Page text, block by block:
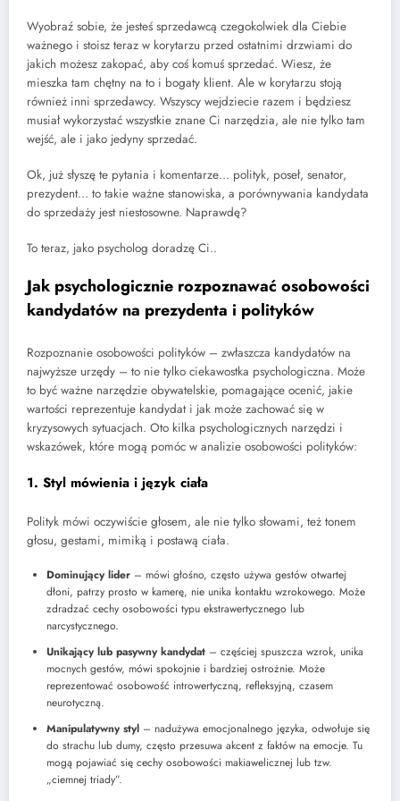
Wyobraź sobie, że jesteś sprzedawcą czegokolwiek dla Ciebie
ważnego i stoisz teraz w korytarzu przed ostatnimi drzwiami do
jakich możesz zakopać, aby coś komuś sprzedać. Wiesz, że
mieszka tam chętny na to i bogaty klient. Ale w korytarzu stoją
również inni sprzedawcy. Wszyscy wejdziecie razem i będziesz
musiał wykorzystać wszystkie znane Ci narzędzia, ale nie tylko tam
wejść, ale i jako jedyny sprzedać.
Ok, już słyszę te pytania i komentarze… polityk, poseł, senator,
prezydent… to takie ważne stanowiska, a porównywania kandydata
do sprzedaży jest niestosowne. Naprawdę?
To teraz, jako psycholog doradzę Ci..
Jak psychologicznie rozpoznawać osobowości
kandydatów na prezydenta i polityków
Rozpoznanie osobowości polityków – zwłaszcza kandydatów na
najwyższe urzędy – to nie tylko ciekawostka psychologiczna. Może
to być ważne narzędzie obywatelskie, pomagające ocenić, jakie
wartości reprezentuje kandydat i jak może zachować się w
kryzysowych sytuacjach. Oto kilka psychologicznych narzędzi i
wskazówek, które mogą pomóc w analizie osobowości polityków:
1. Styl mówienia i język ciała
Polityk mówi oczywiście głosem, ale nie tylko słowami, też tonem
głosu, gestami, mimiką i postawą ciała.
Dominujący lider – mówi głośno, często używa gestów otwartej
dłoni, patrzy prosto w kamerę, nie unika kontaktu wzrokowego. Może
zdradzać cechy osobowości typu ekstrawertycznego lub
narcystycznego.
Unikający lub pasywny kandydat – częściej spuszcza wzrok, unika
mocnych gestów, mówi spokojnie i bardziej ostrożnie. Może
reprezentować osobowość introwertyczną, refleksyjną, czasem
neurotyczną.
Manipulatywny styl – nadużywa emocjonalnego języka, odwołuje się
do strachu lub dumy, często przesuwa akcent z faktów na emocje. Tu
mogą pojawiać się cechy osobowości makiawelicznej lub tzw.
„ciemnej triady”.